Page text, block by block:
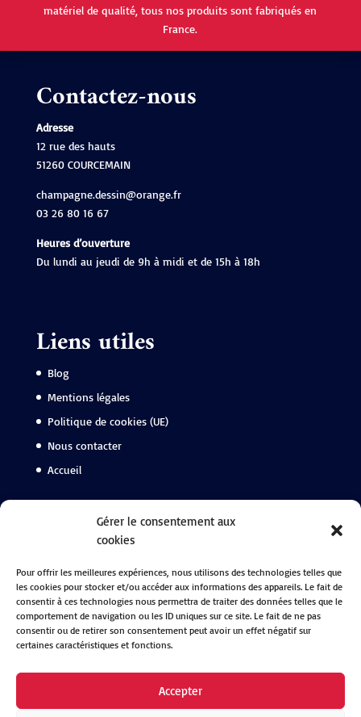
Gérer le consentement aux
cookies
Pour offrir les meilleures expériences, nous utilisons des technologies telles que
les cookies pour stocker et/ou accéder aux informations des appareils. Le fait de
consentir à ces technologies nous permettra de traiter des données telles que le
comportement de navigation ou les ID uniques sur ce site. Le fait de ne pas
consentir ou de retirer son consentement peut avoir un effet négatif sur
certaines caractéristiques et fonctions.
Accepter
matériel de qualité, tous nos produits sont fabriqués en
France.
Contactez-nous
Adresse
12 rue des hauts
51260 COURCEMAIN
champagne.dessin@orange.fr
03 26 80 16 67
Heures d’ouverture
Du lundi au jeudi de 9h à midi et de 15h à 18h
Liens utiles
Blog
Mentions légales
Politique de cookies (UE)
Nous contacter
Accueil
Suivez-nous
Instagram
Linkedin